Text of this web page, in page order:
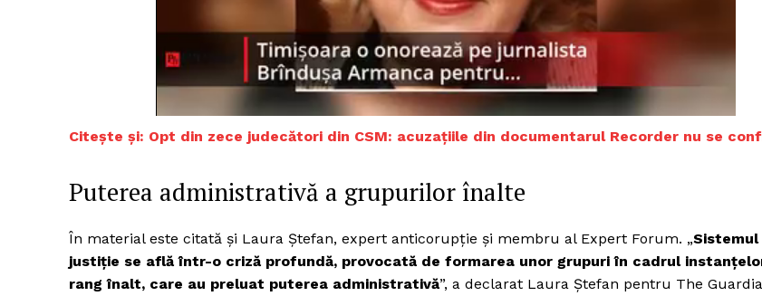
PRESShub
Citește și: Opt din zece judecători din CSM: acuzațiile din documentarul Recorder nu se
Puterea administrativă a grupurilor înalte
În material este citată și Laura Ștefan, expert anticorupție și membru al Expert Forum. „Sistemul
justiție se află într-o criză profundă, provocată de formarea unor grupuri în cadrul
rang înalt, care au preluat puterea administrativă”, a declarat Laura Ștefan pentru The